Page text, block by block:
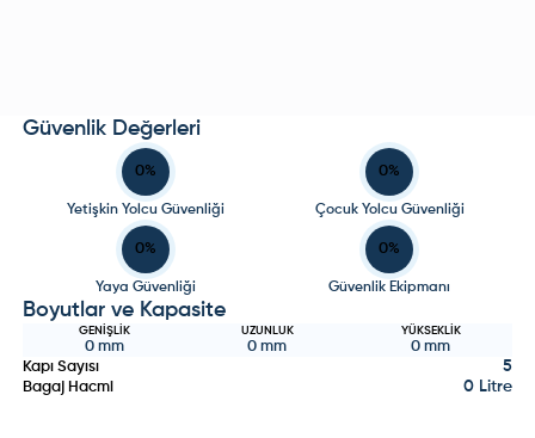
Güvenlik Değerleri
0%
Yetişkin Yolcu Güvenliği
0%
Çocuk Yolcu Güvenliği
0%
Yaya Güvenliği
0%
Güvenlik Ekipmanı
Boyutlar ve Kapasite
GENIŞLIK
0mm
UZUNLUK
0 mm
YÜKSEKLIK
0 mm
Kapı Sayısı
5
Bagaj Hacmi 0 Litre